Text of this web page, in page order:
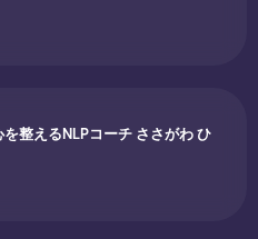
整えるNLPコーチ ささがわ ひ